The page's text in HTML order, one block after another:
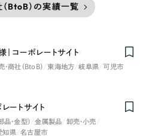
（BtoB）の実績一覧
コーポレートサイト
・商社（BtoB） 東海地方 岐阜県 可児市
ートサイト
品・金型） 金属製品
卸売・小売
知県 名古屋市